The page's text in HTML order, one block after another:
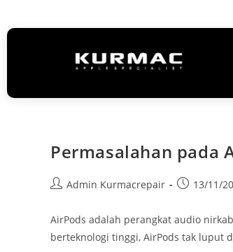
Permasalahan pada
Admin Kurmacrepair 13/11/
AirPods adalah perangkat audio
berteknologi tinggi, AirPods tak luput